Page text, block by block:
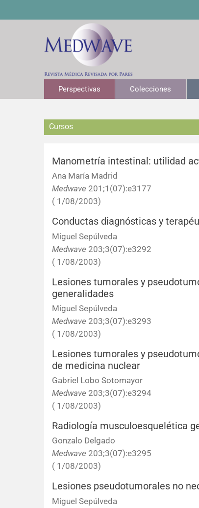
Perspectivas Colecciones
Cursos
Manometría intestinal: utilidad
Ana María Madrid
Medwave 201;1(07):e3177
( 1/08/2003)
Conductas diagnósticas y
Miguel Sepúlveda
Medwave 203;3(07):e3292
( 1/08/2003)
Lesiones tumorales y
generalidades
Miguel Sepúlveda
Medwave 203;3(07):e3293
( 1/08/2003)
Lesiones tumorales y
de medicina nuclear
Gabriel Lobo Sotomayor
Medwave 203;3(07):e3294
( 1/08/2003)
Radiología musculoesquelética
Gonzalo Delgado
Medwave 203;3(07):e3295
( 1/08/2003)
Lesiones pseudotumorales no
Miguel Sepúlveda